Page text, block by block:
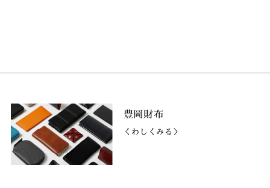
豊岡財布
くわしくみる＞